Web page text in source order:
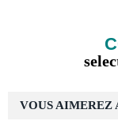
VOUS AIMEREZ